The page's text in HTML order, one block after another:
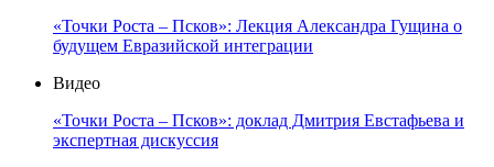
«Точки Роста – Псков»: Лекция Александра Гущина о
будущем Евразийской интеграции
Видео
«Точки Роста – Псков»: доклад Дмитрия Евстафьева и
экспертная дискуссия